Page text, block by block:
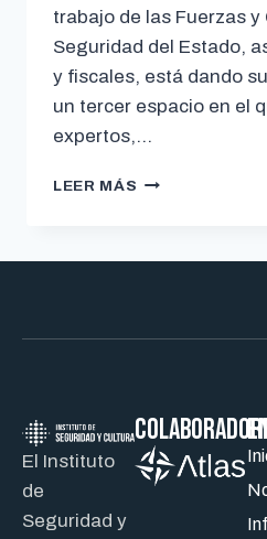
trabajo de las Fuerzas y
Seguridad del Estado,
y fiscales, está dando
un tercer espacio en el
expertos,…
LEER MÁS
El Instituto
de
Seguridad y